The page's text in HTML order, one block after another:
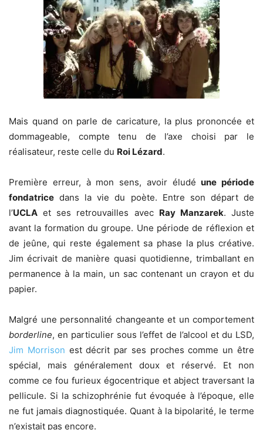
Mais quand on parle de caricature, la plus prononcée et
dommageable, compte tenu de l’axe choisi par le
réalisateur, reste celle du Roi Lézard.
Première erreur, à mon sens, avoir éludéune période
fondatrice dans la vie du poète. Entre son départ de
l’UCLA et ses retrouvailles avec Ray Manzarek. Juste
avant la formation du groupe. Une période de réflexion et
de jeûne, qui reste également sa phase la plus créative.
Jim écrivait de manière quasi quotidienne, trimballant en
permanence à la main, un sac contenant un crayon et du
papier.
Malgré une personnalité changeante et un comportement
borderline, en particulier sous l’effet de l’alcool et du LSD,
Jim Morrison est décrit par ses proches comme un être
spécial, mais généralement doux et réservé. Et non
comme ce fou furieux égocentrique et abject traversant la
pellicule. Si la schizophrénie fut évoquée à l’époque, elle
ne fut jamais diagnostiquée. Quant à la bipolarité, le terme
n’existait pas encore.